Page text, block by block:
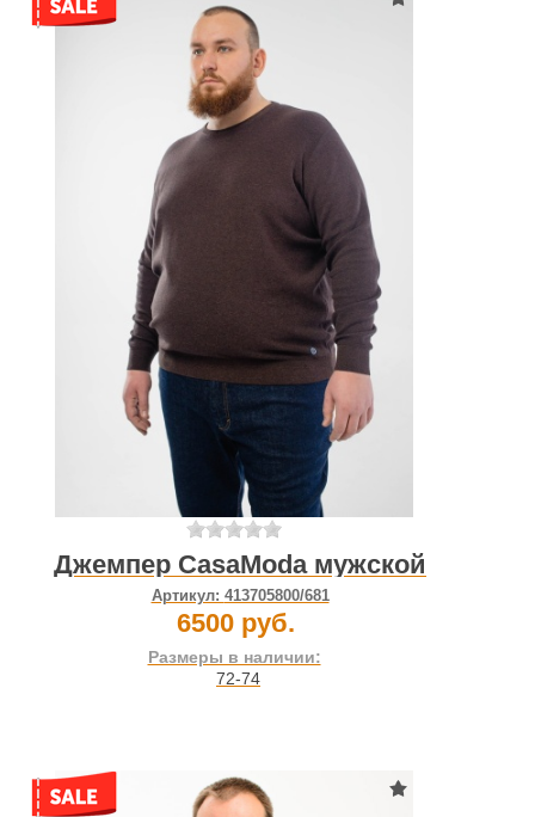
Джемпер CasaModa мужской
Артикул: 413705800/681
6500 руб.
Размеры в наличии:
72-74